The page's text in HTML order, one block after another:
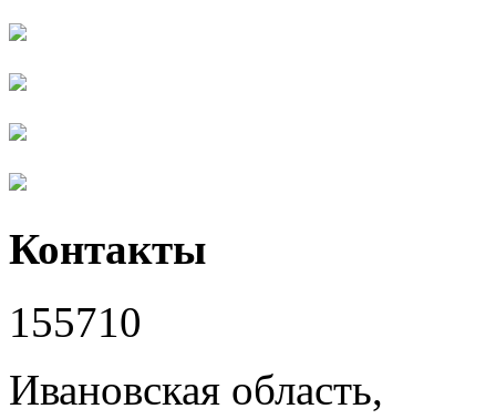
Контакты
155710
Ивановская область,